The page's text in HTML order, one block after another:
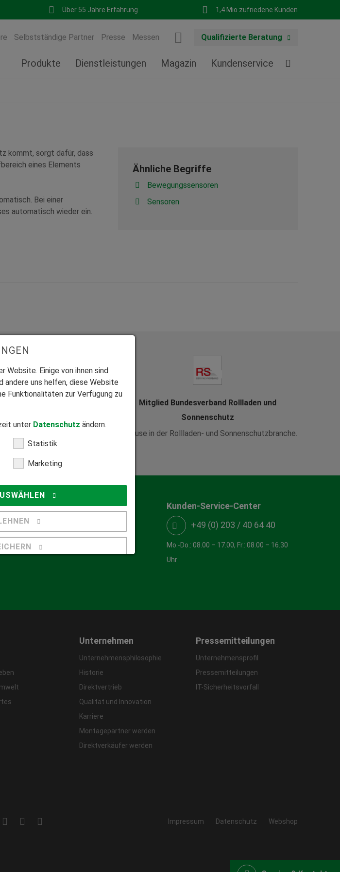
Über 55 Jahre Erfahrung 1,4 Mio zufriedene Kunden
Selbstständige Partner Presse Messen Qualifizierte Beratung
Produkte Dienstleistungen Magazin Kundenservice
kommt, sorgt dafür, dass
eines Elements
Bei einer
automatisch wieder ein.
Ähnliche Begriffe
Bewegungssensoren
Sensoren
Mitglied Bundesverband Rollladen und
Sonnenschutz
Zuhause in der Rollladen- und Sonnenschutzbranche.
Kunden-Service-Center
+49 (0) 203 / 40 64 40
Mo.-Do.: 08.00 – 17.00, Fr.: 08.00 – 16.30
Uhr
Unternehmen
Unternehmensphilosophie
Historie
Direktvertrieb
Qualität und Innovation
Karriere
Montagepartner werden
Direktverkäufer werden
Pressemitteilungen
Unternehmensprofil
Pressemitteilungen
IT-Sicherheitsvorfall
Impressum Datenschutz Webshop
Website. Einige von ihnen sind
andere uns helfen, diese Website
Funktionalitäten zur Verfügung zu
unter Datenschutz ändern.
Statistik
Marketing